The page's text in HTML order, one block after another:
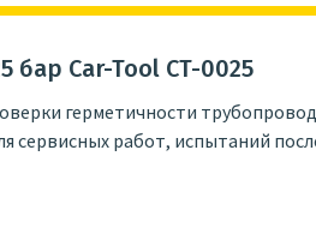
Car-Tool CT-0025
герметичности
сервисных работ, испытаний